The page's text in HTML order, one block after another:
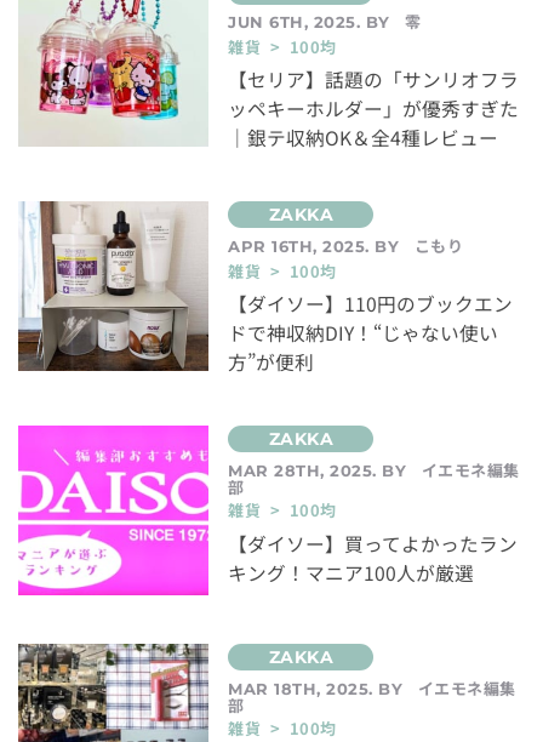
JUN 6TH, 2025. BY
零
雑貨 > 100均
【セリア】話題の「サンリオフラ
ッペキーホルダー」が優秀すぎた
｜銀テ収納OK＆全4種レビュー
APR 16TH, 2025. BY
こもり
雑貨 > 100均
【ダイソー】110円のブックエン
ドで神収納DIY！“じゃない使い
方”が便利
MAR 28TH, 2025. BY イエモネ編集
部
雑貨 > 100均
【ダイソー】買ってよかったラン
キング！マニア100人が厳選
MAR 18TH, 2025. BY イエモネ編集
部
雑貨 > 100均